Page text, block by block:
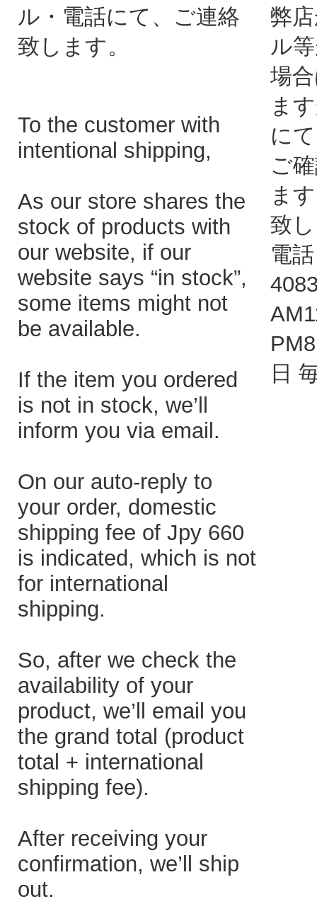
ル・電話にて、ご連絡
致します。
To the customer with
intentional shipping,
As our store shares the
stock of products with
our website, if our
website says “in stock”,
some items might not
be available.
If the item you ordered
is not in stock, we’ll
inform you via email.
On our auto-reply to
your order, domestic
shipping fee of Jpy 660
is indicated, which is not
for international
shipping.
So, after we check the
availability of your
product, we’ll email you
the grand total (product
total + international
shipping fee).
After receiving your
confirmation, we’ll ship
out.
弊
ル
場
ま
に
ご
ま
致
電
日